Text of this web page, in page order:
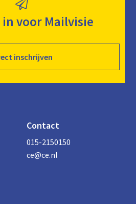
voor Mailvisie
inschrijven
Contact
015-2150150
ce@ce.nl